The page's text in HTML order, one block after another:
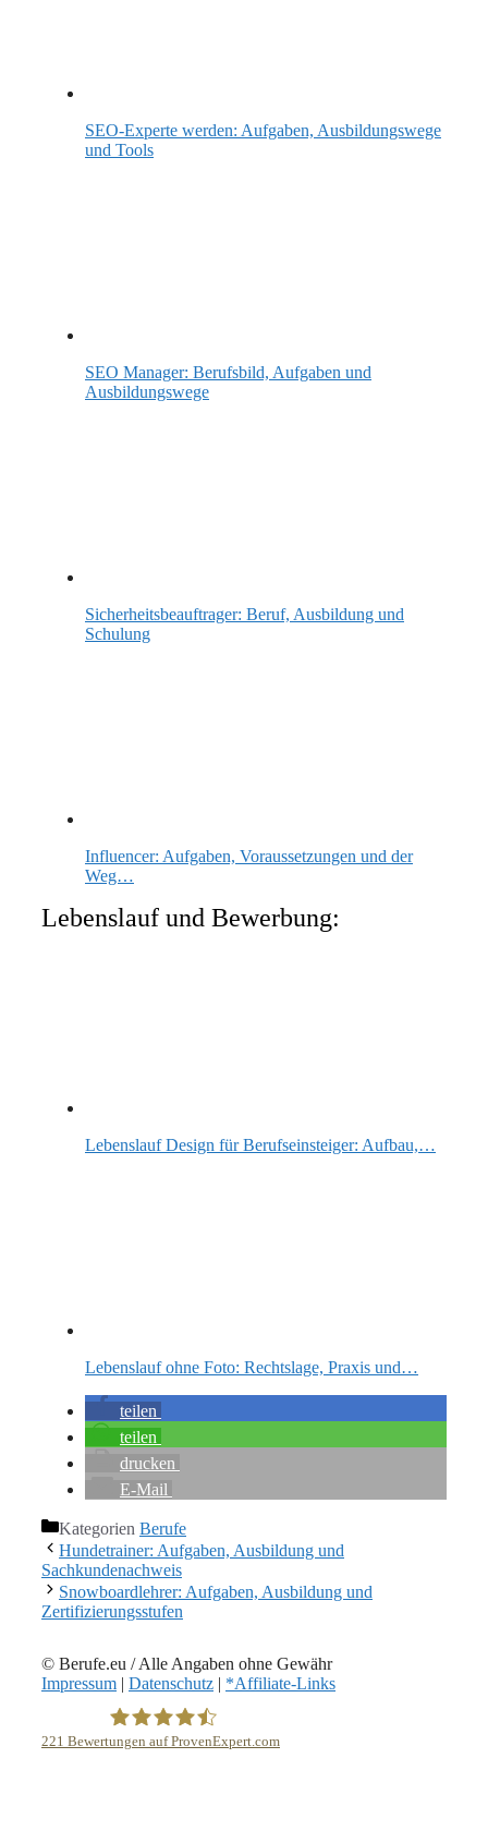
SEO-Experte werden: Aufgaben, Ausbildungswege
und Tools
SEO Manager: Berufsbild, Aufgaben und
Ausbildungswege
Sicherheitsbeauftrager: Beruf, Ausbildung und
Schulung
Influencer: Aufgaben, Voraussetzungen und der
Weg…
Lebenslauf und Bewerbung:
Lebenslauf Design für Berufseinsteiger: Aufbau,…
Lebenslauf ohne Foto: Rechtslage, Praxis und…
teilen
teilen
drucken
E-Mail
Kategorien Berufe
Hundetrainer: Aufgaben, Ausbildung und
Sachkundenachweis
Snowboardlehrer: Aufgaben, Ausbildung und
Zertifizierungsstufen
© Berufe.eu / Alle Angaben ohne Gewähr
Impressum | Datenschutz | *Affiliate-Links
221 Bewertungen auf ProvenExpert.com